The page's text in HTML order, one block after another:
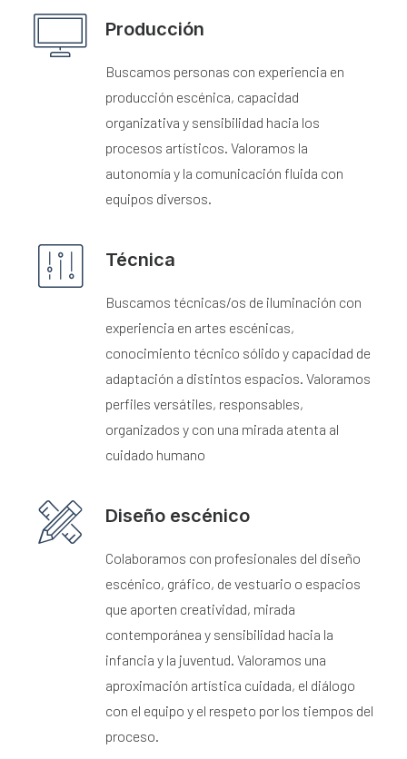
Producción
Buscamos personas con experiencia en
producción escénica, capacidad
organizativa y sensibilidad hacia los
procesos artísticos. Valoramos la
autonomía y la comunicación fluida con
equipos diversos.
Técnica
Buscamos técnicas/os de iluminación con
experiencia en artes escénicas,
conocimiento técnico sólido y capacidad de
adaptación a distintos espacios. Valoramos
perfiles versátiles, responsables,
organizados y con una mirada atenta al
cuidado humano
Diseño escénico
Colaboramos con profesionales del diseño
escénico, gráfico, de vestuario o espacios
que aporten creatividad, mirada
contemporánea y sensibilidad hacia la
infancia y la juventud. Valoramos una
aproximación artística cuidada, el diálogo
con el equipo y el respeto por los tiempos del
proceso.